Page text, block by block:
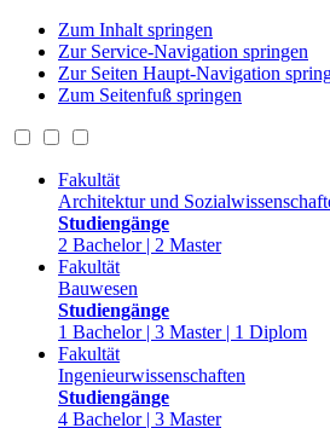
Zum Inhalt springen
Zur Service-Navigation springen
Zur Seiten Haupt-Navigation
Zum Seitenfuß springen
Fakultät
Architektur und
Studiengänge
2 Bachelor | 2 Master
Fakultät
Bauwesen
Studiengänge
1 Bachelor | 3 Master | 1 Diplom
Fakultät
Ingenieurwissenschaften
Studiengänge
4 Bachelor | 3 Master